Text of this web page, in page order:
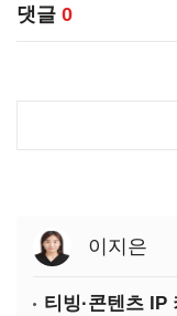
댓글 0
이지은